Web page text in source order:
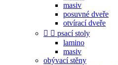
masiv
posuvné dveře
otvírací dveře
  psací stoly
lamino
masiv
obývací stěny